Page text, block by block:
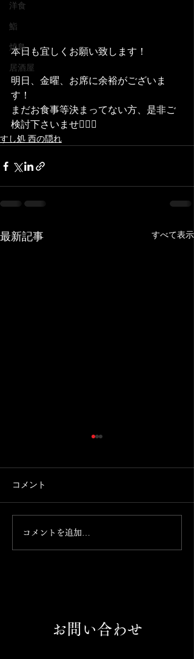
洋食
鮨
焼鳥
居酒屋
本日も宜しくお願い致します！
明日、金曜、お席に余裕がございま
す！
まだお食事等決まってない方、是非ご
検討下さいませ🙇🏻‍♂️
すし処 西の隠れ
最新記事 すべて表示
携帯を新しく買い替えたとこ
ろ、 Instagramが消えまし
ントで発信して参ります。
コメント
コメントを追加…
お問い合わせ